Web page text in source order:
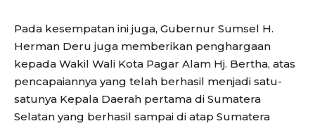
Pada kesempatan ini juga, Gubernur Sumsel H.
Herman Deru juga memberikan penghargaan
kepada Wakil Wali Kota Pagar Alam Hj. Bertha, atas
pencapaiannya yang telah berhasil menjadi satu-
satunya Kepala Daerah pertama di Sumatera
Selatan yang berhasil sampai di atap Sumatera